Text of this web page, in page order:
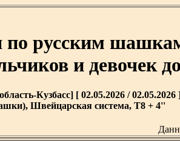
по русским
и девочек
Кузбасс] [ 02.05.2026 / 02.05.2026
Швейцарская система, T8 + 4''